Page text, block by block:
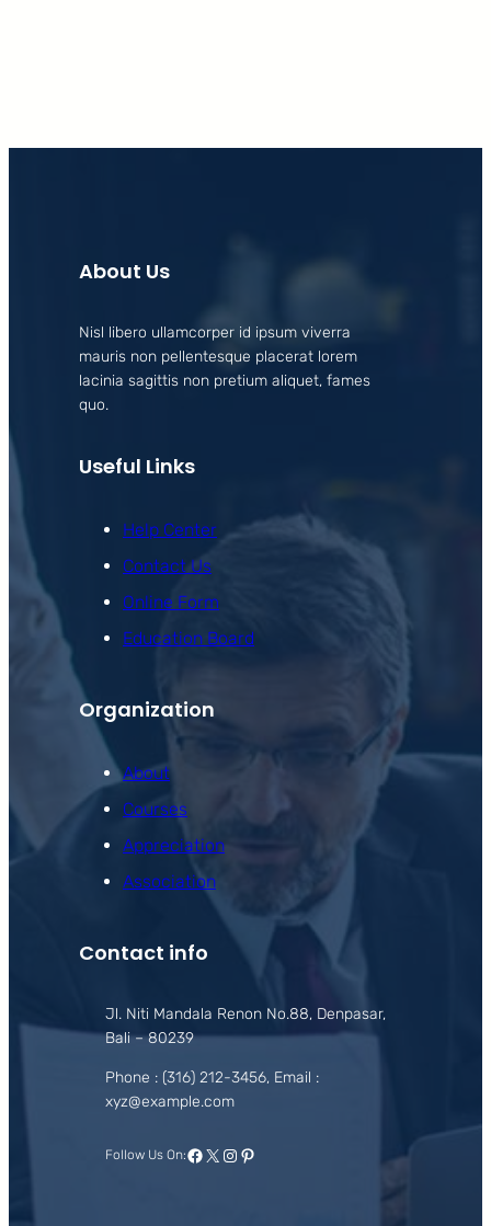
About Us
Nisl libero ullamcorper id ipsum viverra
mauris non pellentesque placerat lorem
lacinia sagittis non pretium aliquet, fames
quo.
Useful Links
Help Center
Contact Us
Online Form
Education Board
Organization
About
Courses
Appreciation
Association
Contact info
Jl. Niti Mandala Renon No.88, Denpasar,
Bali – 80239
Phone : (316) 212-3456, Email :
xyz@example.com
Follow Us On:Facebook
X Instagram
Pinterest